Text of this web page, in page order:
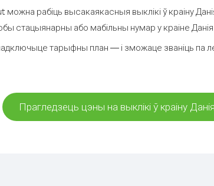
рабіць высакаякасныя выклікі ў краіну
стацыянарны або мабільны нумар у краіне Данія
тарыфны план — і зможаце званіць па
Прагледзець цэны на выклікі ў краіну Данія